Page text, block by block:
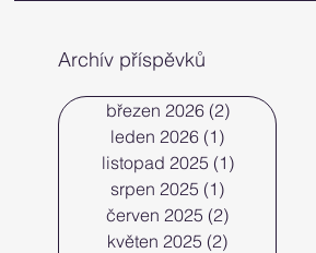
Archív příspěvků
březen 2026 (2)2 příspěvky
leden 2026 (1)
listopad 2025 (1)1 příspěvek
srpen 2025 (1)
červen 2025 (2)
květen 2025 (2)